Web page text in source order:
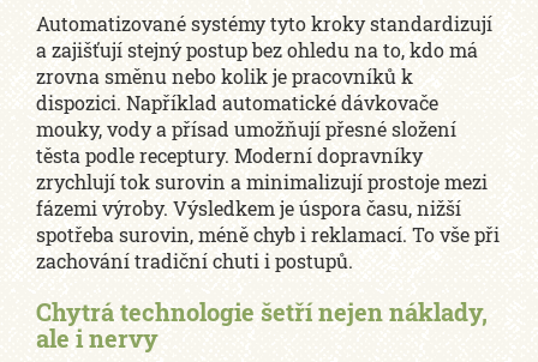
Automatizované systémy tyto kroky standardizují
a zajišťují stejný postup bez ohledu na to, kdo má
zrovna směnu nebo kolik je pracovníků k
dispozici. Například automatické dávkovače
mouky, vody a přísad umožňují přesné složení
těsta podle receptury. Moderní dopravníky
zrychlují tok surovin a minimalizují prostoje mezi
fázemi výroby. Výsledkem je úspora času, nižší
spotřeba surovin, méně chyb i reklamací. To vše při
zachování tradiční chuti i postupů.
Chytrá technologie šetří nejen náklady,
ale i nervy